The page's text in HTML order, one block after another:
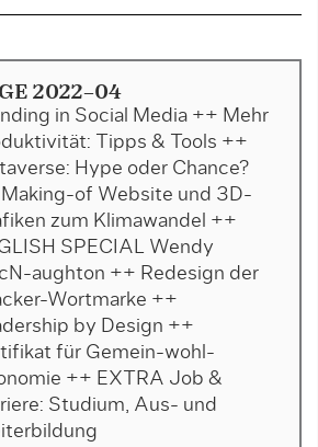
2022-04
in Social Media ++ Mehr
Tipps & Tools ++
Hype oder Chance?
of Website und 3D-
zum Klimawandel ++
SPECIAL Wendy
aughton ++ Redesign der
Wortmarke ++
by Design ++
für Gemein-wohl-
++ EXTRA Job &
Studium, Aus- und